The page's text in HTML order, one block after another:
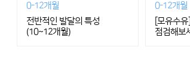
0-12개월
전반적인 발달의 특성
(10~12개월)
0-12개월
[모유수
점검해보